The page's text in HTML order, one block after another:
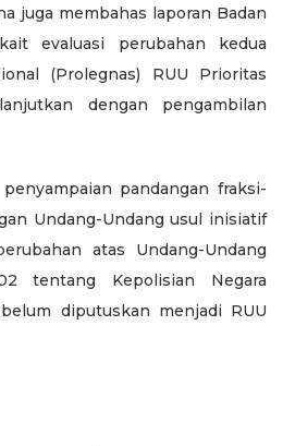
juga membahas laporan Badan
evaluasi perubahan kedua
(Prolegnas) RUU Prioritas
dengan pengambilan
pandangan fraksi-
Undang-Undang usul inisiatif
atas Undang-Undang
tentang Kepolisian Negara
diputuskan menjadi RUU